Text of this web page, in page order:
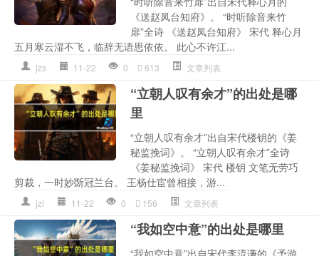
《送赵凤台知府》。 “时听除音来竹
扉”全诗 《送赵凤台知府》 宋代 释心月
五月寒云湿不飞，临辞无语思依依。 此心不许江...
jzs 11-22 0 613 文章列表
“立朝人叹有余才”的出处是哪
里
“立朝人叹有余才”出自宋代楼钥的《姜
秘监挽词》。 “立朝人叹有余才”全诗
《姜秘监挽词》 宋代 楼钥 文笔无劳巧
剪裁，一时妙斲冠兰台。 王杨仕宦曾相接，游...
jzl 11-22 0 156 文章列表
“我如空中意”的出处是哪里
“我如空中意”出自宋代李流谦的《予游